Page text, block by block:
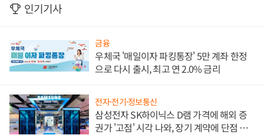
인기기사
금융
우체국 '매일이자 파킹통장' 5만 계좌 한정
으로 다시 출시, 최고 연 2.0% 금리
전자·전기·정보통신
삼성전자 SK하이닉스 D램 가격에 해외 증
권가 '고점' 시각 나와, 장기 계약에 단점 부